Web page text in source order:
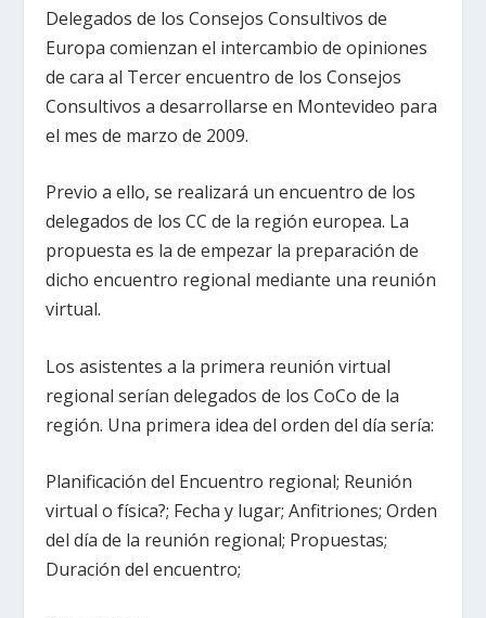
Delegados de los Consejos Consultivos de
Europa comienzan el intercambio de opiniones
de cara al Tercer encuentro de los Consejos
Consultivos a desarrollarse en Montevideo para
el mes de marzo de 2009.
Previo a ello, se realizará un encuentro de los
delegados de los CC de la región europea. La
propuesta es la de empezar la preparación de
dicho encuentro regional mediante una reunión
virtual.
Los asistentes a la primera reunión virtual
regional serían delegados de los CoCo de la
región. Una primera idea del orden del día sería:
Planificación del Encuentro regional; Reunión
virtual o física?; Fecha y lugar; Anfitriones; Orden
del día de la reunión regional; Propuestas;
Duración del encuentro;